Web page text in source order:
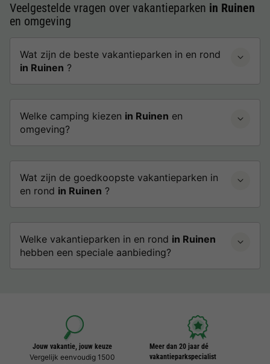
Veelgestelde vragen over vakantieparken in Ruinen
en omgeving
Wat zijn de beste vakantieparken in en rond
in Ruinen ?
Welke camping kiezen in Ruinen en
omgeving?
Wat zijn de goedkoopste vakantieparken in
en rond in Ruinen ?
Welke vakantieparken in en rond in Ruinen
hebben een speciale aanbieding?
Jouw vakantie, jouw keuze
Vergelijk eenvoudig 1500
Meer dan 20 jaar dé
vakantieparkspecialist